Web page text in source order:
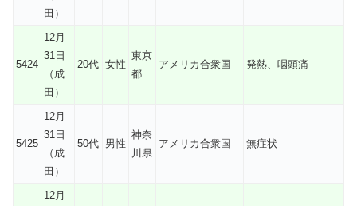
田）
5424
12月
31日
（成
田）
20代 女性
東京
都
アメリカ合衆国 発熱、咽頭痛
5425
12月
31日
（成
田）
50代 男性
神奈
川県
アメリカ合衆国 無症状
12月